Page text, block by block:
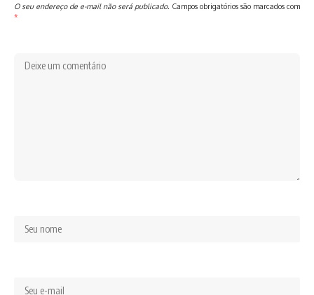
O seu endereço de e-mail não será publicado. Campos obrigatórios são marcados com
*